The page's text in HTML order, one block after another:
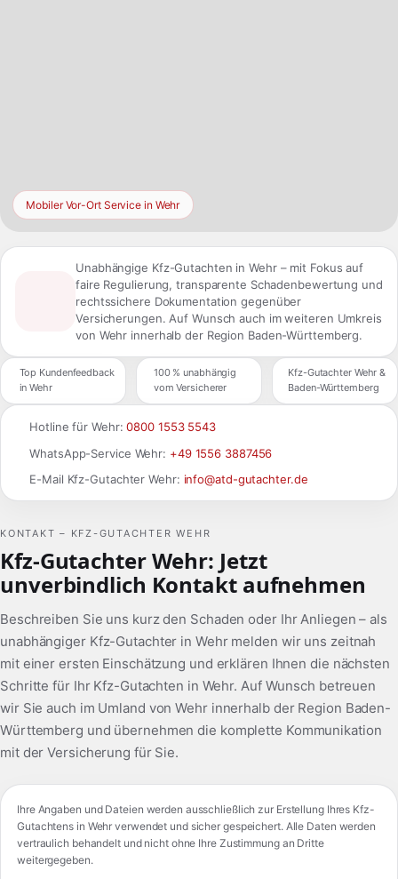
KONTAKT – KFZ-GUTACHTER WEHR
Kfz-Gutachter Wehr: Jetzt
unverbindlich Kontakt aufnehmen
Beschreiben Sie uns kurz den Schaden oder Ihr Anliegen – als
unabhängiger Kfz-Gutachter in Wehr melden wir uns zeitnah
mit einer ersten Einschätzung und erklären Ihnen die nächsten
Schritte für Ihr Kfz-Gutachten in Wehr. Auf Wunsch betreuen
wir Sie auch im Umland von Wehr innerhalb der Region Baden-
Württemberg und übernehmen die komplette Kommunikation
mit der Versicherung für Sie.
Ihre Angaben und Dateien werden ausschließlich zur Erstellung Ihres Kfz-
Gutachtens in Wehr verwendet und sicher gespeichert. Alle Daten werden
vertraulich behandelt und nicht ohne Ihre Zustimmung an Dritte
weitergegeben.
Mobiler Vor-Ort Service in Wehr
Unabhängige Kfz-Gutachten in Wehr – mit Fokus auf
faire Regulierung, transparente Schadenbewertung und
rechtssichere Dokumentation gegenüber
Versicherungen. Auf Wunsch auch im weiteren Umkreis
von Wehr innerhalb der Region Baden-Württemberg.
Top Kundenfeedback
in Wehr
100 % unabhängig
vom Versicherer
Kfz-Gutachter Wehr &
Baden-Württemberg
Hotline für Wehr:0800 1553 5543
WhatsApp-Service Wehr: +49 1556 3887456
E-Mail Kfz-Gutachter Wehr: info@atd-gutachter.de